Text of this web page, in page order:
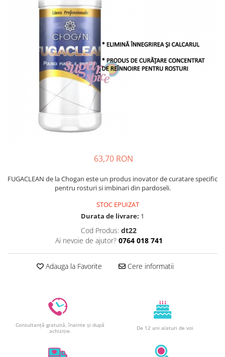
Sabloane - Embosere
Ustensile ciocolata
AMBALARE & PREZENTARE
Cupcakes
Cakepops - Acadele
Praline - Bomboane
Eclair - Macarons
Alte ambalaje
Decoratiuni din ciocolata
Ornamente
RELAXARE & HOBBY
Role pentru colorat
Postere gigant
PETRECERI & EVENIMENTE
63,70 RON
FUGACLEAN de la Chogan este un produs inovator de curatare specific
pentru rosturi si imbinari din pardoseli.
STOC EPUIZAT
Durata de livrare: 1
Cod Produs: dt22
Ai nevoie de ajutor? 0764 018 741
Adauga la Favorite Cere informatii
Consultanță gratuită, înainte și după
achiziție.
De 12 ani alaturi de voi